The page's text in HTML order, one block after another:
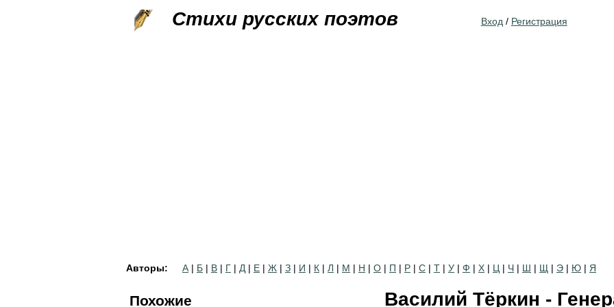
Стихи русских поэтов Вход / Регистрация
Авторы: А | Б | В | Г | Д | Е | Ж | З | И | К | Л | М | Н | О | П | Р | С | Т | У | Ф | Х | Ц | Ч | Ш | Щ | Э | Ю | Я
Василий Тёркин -
Похожие